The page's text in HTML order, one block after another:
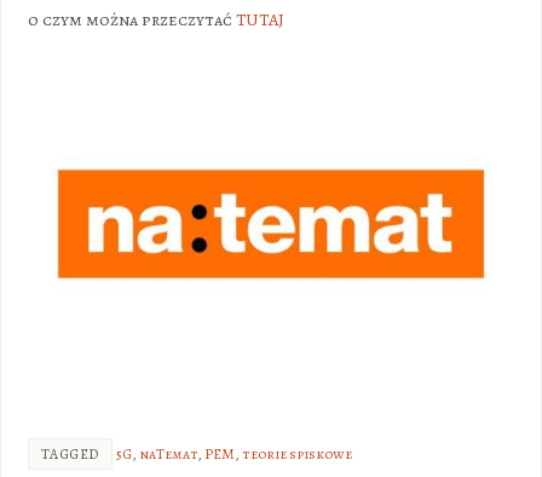
o czym można przeczytać TUTAJ
TAGGED 5G, naTemat, PEM, teorie spiskowe